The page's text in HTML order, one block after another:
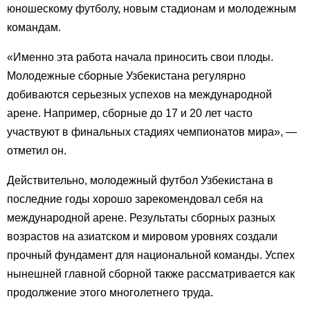
юношескому футболу, новым стадионам и молодежным
командам.
«Именно эта работа начала приносить свои плоды.
Молодежные сборные Узбекистана регулярно
добиваются серьезных успехов на международной
арене. Например, сборные до 17 и 20 лет часто
участвуют в финальных стадиях чемпионатов мира», —
отметил он.
Действительно, молодежный футбол Узбекистана в
последние годы хорошо зарекомендовал себя на
международной арене. Результаты сборных разных
возрастов на азиатском и мировом уровнях создали
прочный фундамент для национальной команды. Успех
нынешней главной сборной также рассматривается как
продолжение этого многолетнего труда.